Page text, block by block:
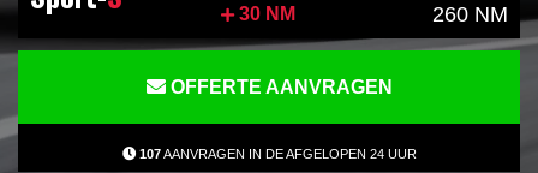
30 NM 260 NM
OFFERTE AANVRAGEN
107AANVRAGEN IN DE AFGELOPEN 24 UUR